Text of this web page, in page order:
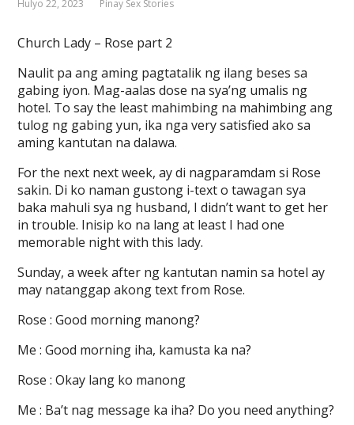
Hulyo 22, 2023 Pinay Sex Stories
Church Lady – Rose part 2
Naulit pa ang aming pagtatalik ng ilang beses sa
gabing iyon. Mag-aalas dose na sya’ng umalis ng
hotel. To say the least mahimbing na mahimbing ang
tulog ng gabing yun, ika nga very satisfied ako sa
aming kantutan na dalawa.
For the next next week, ay di nagparamdam si Rose
sakin. Di ko naman gustong i-text o tawagan sya
baka mahuli sya ng husband, I didn’t want to get her
in trouble. Inisip ko na lang at least I had one
memorable night with this lady.
Sunday, a week after ng kantutan namin sa hotel ay
may natanggap akong text from Rose.
Rose : Good morning manong?
Me : Good morning iha, kamusta ka na?
Rose : Okay lang ko manong
Me : Ba’t nag message ka iha? Do you need anything?